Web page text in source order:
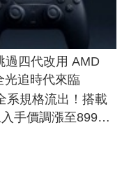
過四代改用 AMD
光追時代來臨
系規格流出！搭載
手價調漲至899美